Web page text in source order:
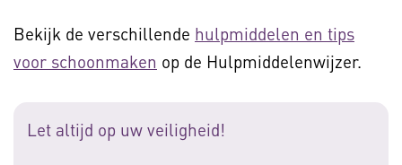
Bekijk de verschillende hulpmiddelen en tips
voor schoonmaken op de Hulpmiddelenwijzer.
Let altijd op uw veiligheid!